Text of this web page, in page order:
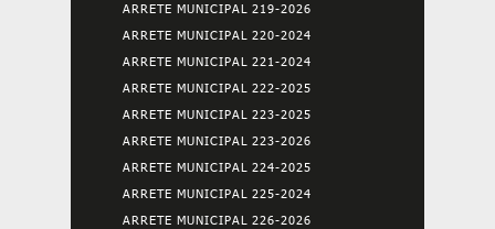
ARRETE MUNICIPAL 219-2026
ARRETE MUNICIPAL 220-2024
ARRETE MUNICIPAL 221-2024
ARRETE MUNICIPAL 222-2025
ARRETE MUNICIPAL 223-2025
ARRETE MUNICIPAL 223-2026
ARRETE MUNICIPAL 224-2025
ARRETE MUNICIPAL 225-2024
ARRETE MUNICIPAL 226-2026